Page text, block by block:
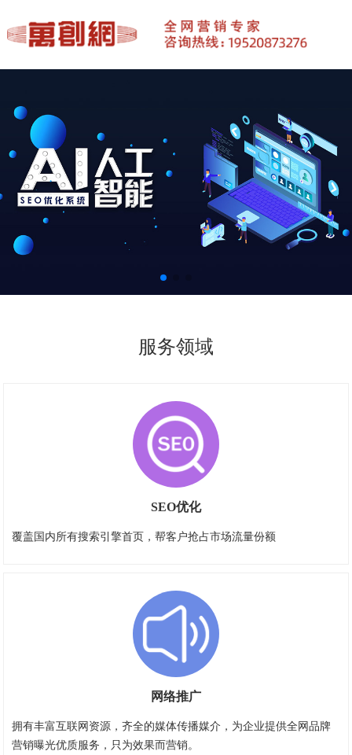
1
服务领域
SEO优化
覆盖国内所有搜索引擎首页，帮客户抢占市场流量份额
网络推广
拥有丰富互联网资源，齐全的媒体传播媒介，为企业提供全网品牌
营销曝光优质服务，只为效果而营销。